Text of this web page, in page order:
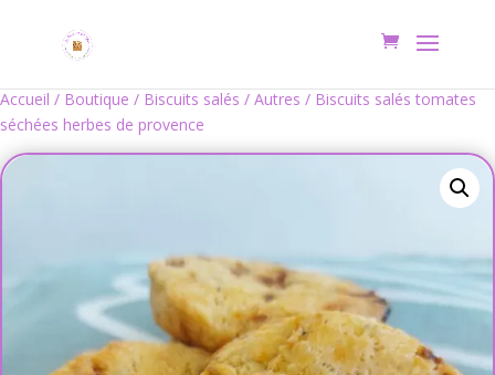
Accueil / Boutique / Biscuits salés / Autres / Biscuits salés tomates
séchées herbes de provence